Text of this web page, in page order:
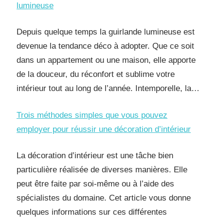
lumineuse
Depuis quelque temps la guirlande lumineuse est
devenue la tendance déco à adopter. Que ce soit
dans un appartement ou une maison, elle apporte
de la douceur, du réconfort et sublime votre
intérieur tout au long de l’année. Intemporelle, la…
Trois méthodes simples que vous pouvez
employer pour réussir une décoration d’intérieur
La décoration d’intérieur est une tâche bien
particulière réalisée de diverses manières. Elle
peut être faite par soi-même ou à l’aide des
spécialistes du domaine. Cet article vous donne
quelques informations sur ces différentes